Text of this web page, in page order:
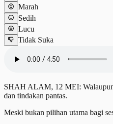
Marah
Sedih
Lucu
Tidak Suka
SHAH ALAM, 12 MEI: Walaupun
dan tindakan pantas.
Meski bukan pilihan utama bagi